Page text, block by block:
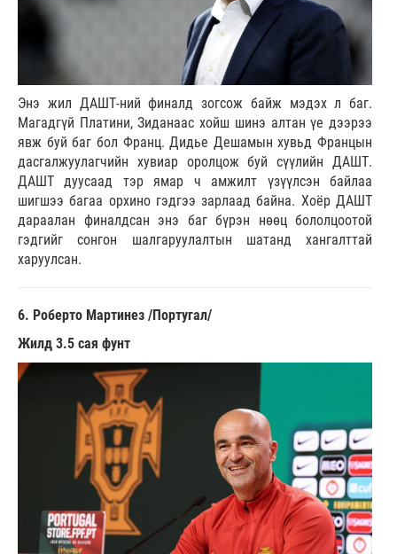
Энэ жил ДАШТ-ний финалд зогсож байж мэдэх л баг.
Магадгүй Платини, Зиданаас хойш шинэ алтан үе дээрээ
явж буй баг бол Франц. Дидье Дешамын хувьд Францын
дасгалжуулагчийн хувиар оролцож буй сүүлийн ДАШТ.
ДАШТ дуусаад тэр ямар ч амжилт үзүүлсэн байлаа
шигшээ багаа орхино гэдгээ зарлаад байна. Хоёр ДАШТ
дараалан финалдсан энэ баг бүрэн нөөц бололцоотой
гэдгийг сонгон шалгаруулалтын шатанд хангалттай
харуулсан.
6. Роберто Мартинез /Португал/
Жилд 3.5 сая фунт